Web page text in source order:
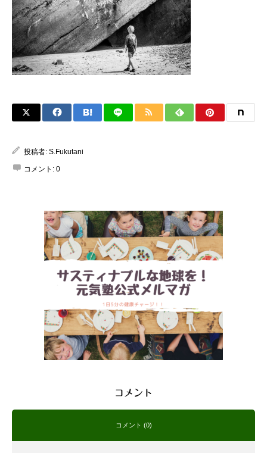
投稿者: S.Fukutani
コメント: 0
コメント
コメント (0)